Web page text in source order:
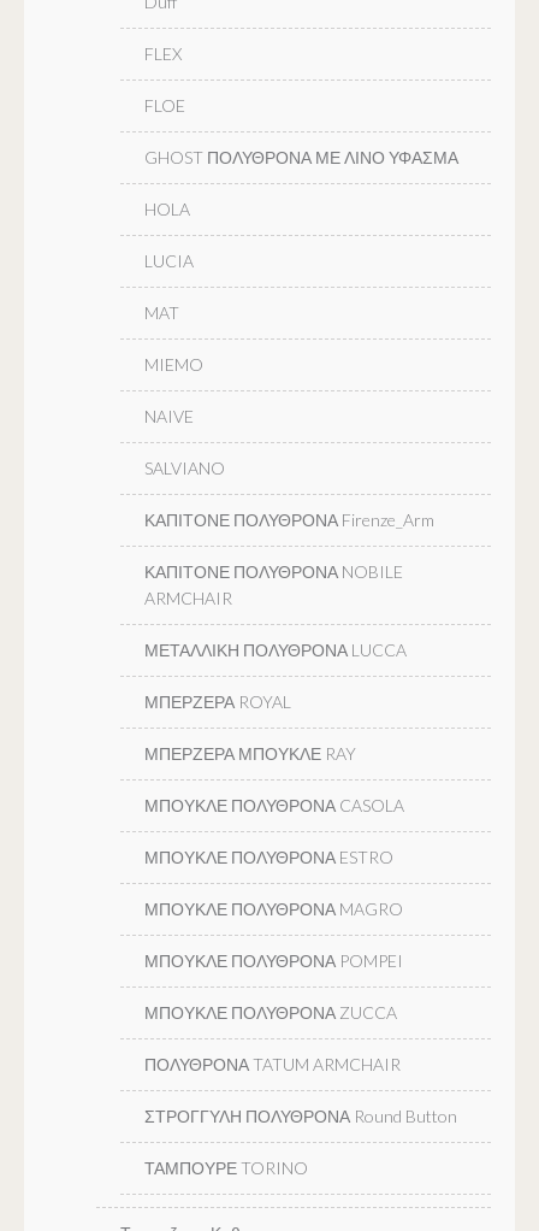
FLEX
FLOE
GHOST ΠΟΛΥΘΡΟΝΑ ΜΕ ΛΙΝΟ ΥΦΑΣΜΑ
HOLA
LUCIA
MAT
MIEMO
NAIVE
SALVIANO
ΚΑΠΙΤΟΝΕ ΠΟΛΥΘΡΟΝΑ Firenze_Arm
ΚΑΠΙΤΟΝΕ ΠΟΛΥΘΡΟΝΑ NOBILE
ARMCHAIR
ΜΕΤΑΛΛΙΚΗ ΠΟΛΥΘΡΟΝΑ LUCCA
ΜΠΕΡΖΕΡΑ ROYAL
ΜΠΕΡΖΕΡΑ ΜΠΟΥΚΛΕ RAY
ΜΠΟΥΚΛΕ ΠΟΛΥΘΡΟΝΑ CASOLA
ΜΠΟΥΚΛΕ ΠΟΛΥΘΡΟΝΑ ESTRO
ΜΠΟΥΚΛΕ ΠΟΛΥΘΡΟΝΑ MAGRO
ΜΠΟΥΚΛΕ ΠΟΛΥΘΡΟΝΑ POMPEI
ΜΠΟΥΚΛΕ ΠΟΛΥΘΡΟΝΑ ZUCCA
ΠΟΛΥΘΡΟΝΑ TATUM ARMCHAIR
ΣΤΡΟΓΓΥΛΗ ΠΟΛΥΘΡΟΝΑ Round Button
ΤΑΜΠΟΥΡΕ TORINO